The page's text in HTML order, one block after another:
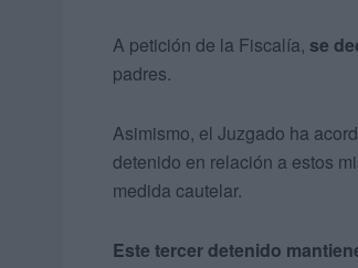
A petición de la Fiscalía, se
padres.
Asimismo, el Juzgado ha
detenido en relación a estos
medida cautelar.
Este tercer detenido